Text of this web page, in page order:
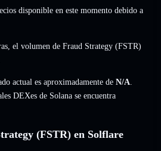
disponible en este momento debido a
el volumen de Fraud Strategy (FSTR)
actual es aproximadamente de N/A.
DEXes de Solana se encuentra
(FSTR) en Solflare